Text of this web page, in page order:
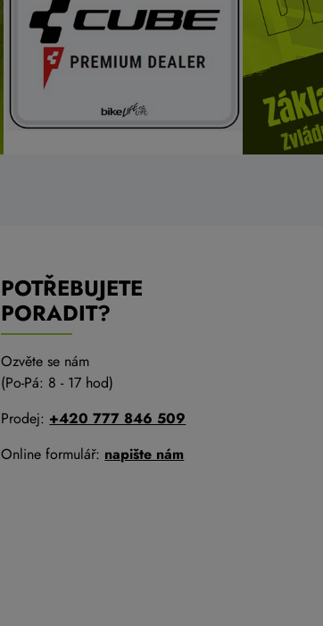
POTŘEBUJETE
PORADIT?
Ozvěte se nám
(Po-Pá: 8 - 17 hod)
Prodej: +420 777 846 509
Online formulář: napište nám